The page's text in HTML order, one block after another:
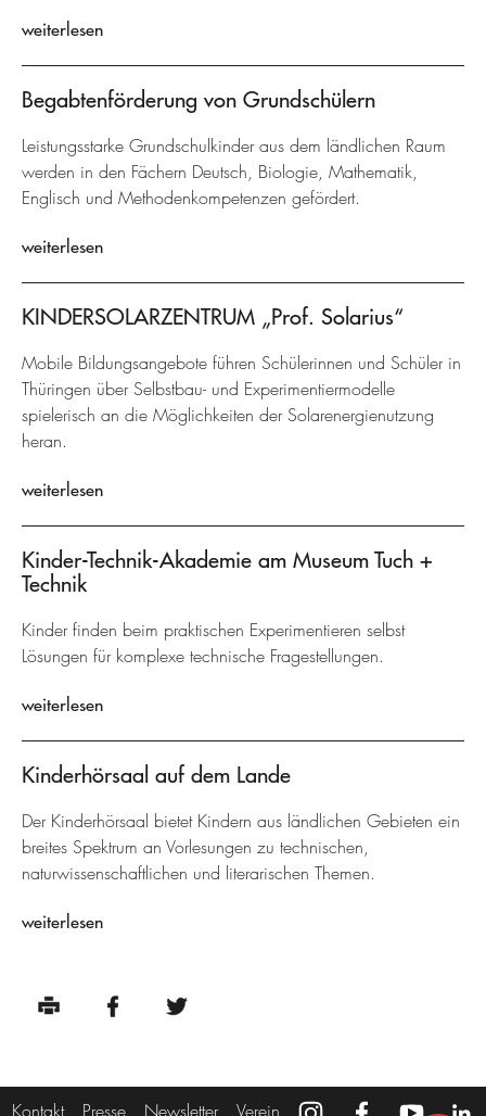
weiterlesen
Begabtenförderung von Grundschülern
Leistungsstarke Grundschulkinder aus dem ländlichen Raum
werden in den Fächern Deutsch, Biologie, Mathematik,
Englisch und Methodenkompetenzen gefördert.
weiterlesen
KINDERSOLARZENTRUM „Prof. Solarius“
Mobile Bildungsangebote führen Schülerinnen und Schüler in
Thüringen über Selbstbau- und Experimentiermodelle
spielerisch an die Möglichkeiten der Solarenergienutzung
heran.
weiterlesen
Kinder-Technik-Akademie am Museum Tuch +
Technik
Kinder finden beim praktischen Experimentieren selbst
Lösungen für komplexe technische Fragestellungen.
weiterlesen
Kinderhörsaal auf dem Lande
Der Kinderhörsaal bietet Kindern aus ländlichen Gebieten ein
breites Spektrum an Vorlesungen zu technischen,
naturwissenschaftlichen und literarischen Themen.
weiterlesen